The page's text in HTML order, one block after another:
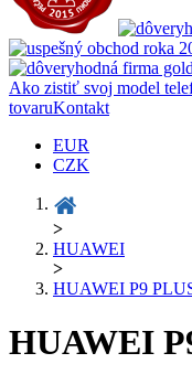
Ako zistiť svoj model
tovaruKontakt
EUR
CZK
>
HUAWEI
>
HUAWEI P9
HUAWEI